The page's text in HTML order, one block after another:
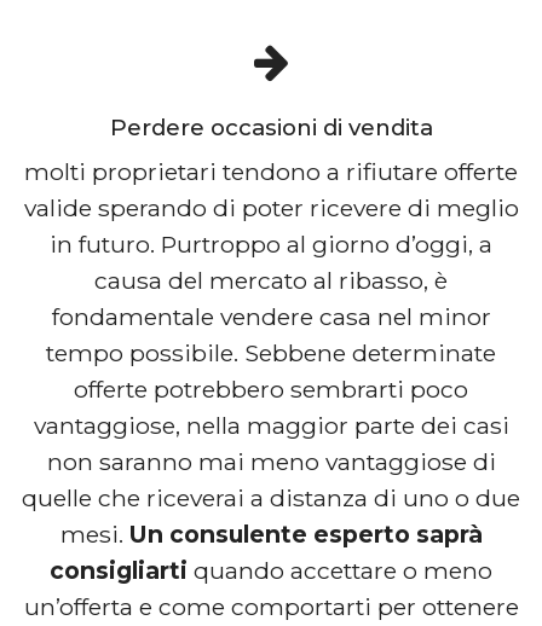
Perdere occasioni di vendita
molti proprietari tendono a rifiutare offerte
valide sperando di poter ricevere di meglio
in futuro. Purtroppo al giorno d’oggi, a
causa del mercato al ribasso, è
fondamentale vendere casa nel minor
tempo possibile. Sebbene determinate
offerte potrebbero sembrarti poco
vantaggiose, nella maggior parte dei casi
non saranno mai meno vantaggiose di
quelle che riceverai a distanza di uno o due
mesi. Un consulente esperto saprà
consigliarti quando accettare o meno
un’offerta e come comportarti per ottenere